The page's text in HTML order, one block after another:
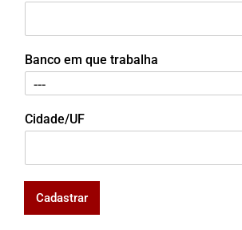
Banco em que trabalha
Cidade/UF
Cadastrar